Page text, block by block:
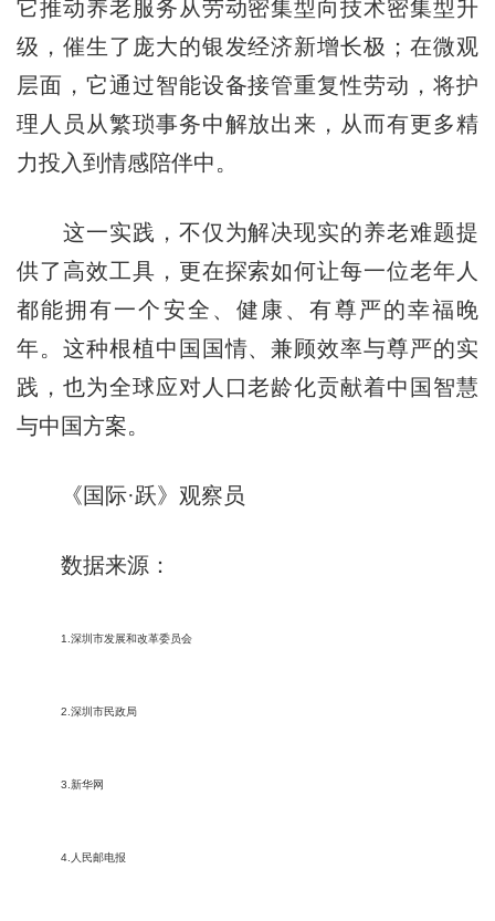
它推动养老服务从劳动密集型向技术密集型升
级，催生了庞大的银发经济新增长极；在微观
层面，它通过智能设备接管重复性劳动，将护
理人员从繁琐事务中解放出来，从而有更多精
力投入到情感陪伴中。
这一实践，不仅为解决现实的养老难题提
供了高效工具，更在探索如何让每一位老年人
都能拥有一个安全、健康、有尊严的幸福晚
年。这种根植中国国情、兼顾效率与尊严的实
践，也为全球应对人口老龄化贡献着中国智慧
与中国方案。
《国际·跃》观察员
数据来源：
1.深圳市发展和改革委员会
2.深圳市民政局
3.新华网
4.人民邮电报